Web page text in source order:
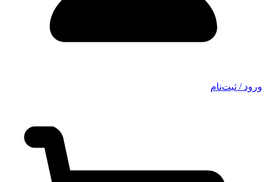
ورود / ثبت‌نام